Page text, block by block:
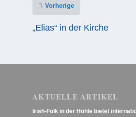
Vorherige
„Elias“ in der Kirche
AKTUELLE ARTIKEL
Irish-Folk in der Höhle bietet